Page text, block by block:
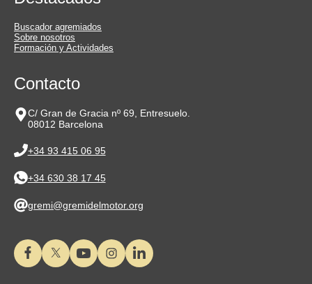
Buscador agremiados
Sobre nosotros
Formación y Actividades
Contacto
C/ Gran de Gracia nº 69, Entresuelo.
08012 Barcelona
+34 93 415 06 95
+34 630 38 17 45
gremi@gremidelmotor.org